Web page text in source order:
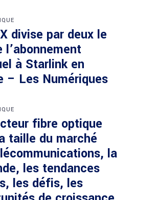
divise par deux le
l’abonnement
à Starlink en
– Les Numériques
fibre optique
taille du marché
la
les tendances
les défis, les